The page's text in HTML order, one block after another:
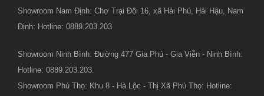
Showroom Nam Định: Chợ Trại Đội 16, xã Hải Phú, Hải Hậu, Nam
Định: Hotline: 0889.203.203
Showroom Ninh Bình: Đường 477 Gia Phú - Gia Viễn - Ninh Bình:
Hotline: 0889.203.203.
Showroom Phú Thọ: Khu 8 - Hà Lộc - Thị Xã Phú Thọ: Hotline: